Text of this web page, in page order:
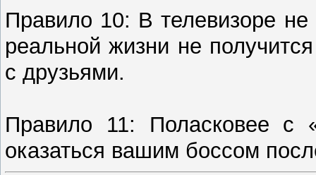
Правило 10: В телевизоре
реальной жизни не
с друзьями.
Правило 11: Поласковее с
оказаться вашим боссом